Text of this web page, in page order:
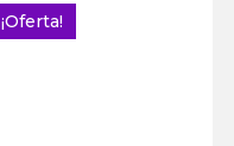
¡Oferta!